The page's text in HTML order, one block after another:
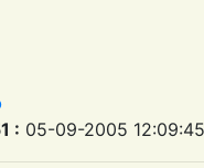
: 05-09-2005